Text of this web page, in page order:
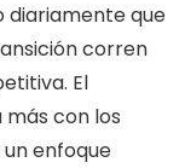
diariamente que
corren
El
con los
enfoque